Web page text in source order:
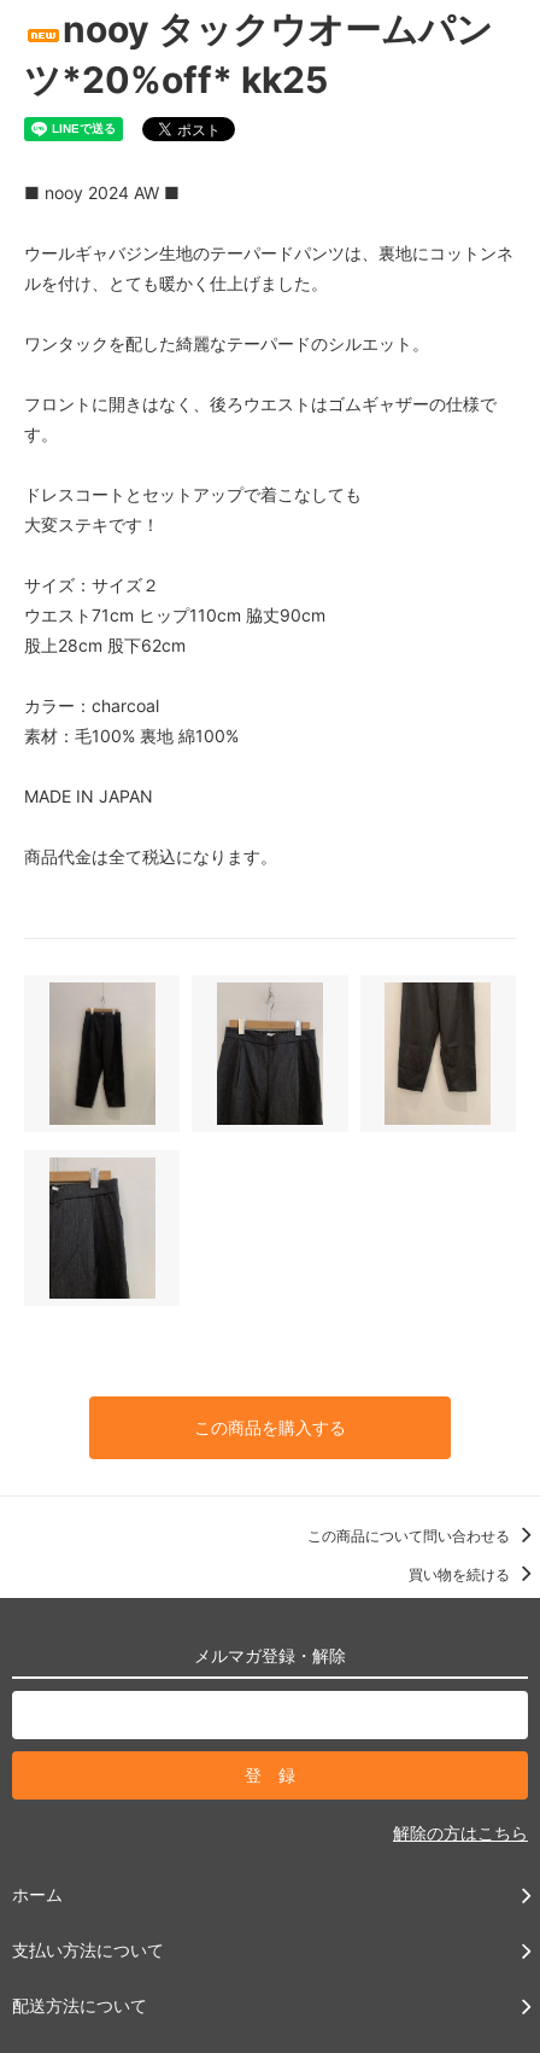
nooy タックウオームパン
ツ*20%off* kk25
■ nooy 2024 AW ■
ウールギャバジン生地のテーパードパンツは、裏地にコットンネ
ルを付け、とても暖かく仕上げました。
ワンタックを配した綺麗なテーパードのシルエット。
フロントに開きはなく、後ろウエストはゴムギャザーの仕様で
す。
ドレスコートとセットアップで着こなしても
大変ステキです！
サイズ：サイズ２
ウエスト71cm ヒップ110cm 脇丈90cm
股上28cm 股下62cm
カラー：charcoal
素材：毛100% 裏地 綿100%
MADE IN JAPAN
商品代金は全て税込になります。
この商品を購入する
この商品について問い合わせる
買い物を続ける
メルマガ登録・解除
解除の方はこちら
ホーム
支払い方法について
配送方法について